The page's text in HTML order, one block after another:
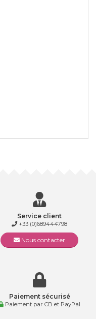
Service client
+33 (0)689444798
Nous contacter
Paiement sécurisé
Paiement par CB et PayPal